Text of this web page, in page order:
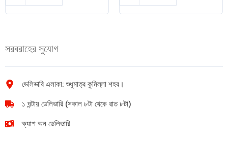
স্যানিটারি
ন্যাপকিন
quantity
সাবান
(Pure
সরবরাহের সুযোগ
ডেলিভারি এলাকা: শুধুমাত্র কুমিল্লা শহর।
১ ঘন্টায় ডেলিভারি (সকাল ৮টা থেকে রাত ৮টা)
ক্যাশ অন ডেলিভারি